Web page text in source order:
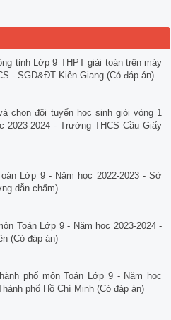
tỉnh Lớp 9 THPT giải toán trên máy
- SGD&ĐT Kiên Giang (Có đáp án)
chọn đội tuyển học sinh giỏi vòng 1
2023-2024 - Trường THCS Cầu Giấy
Lớp 9 - Năm học 2022-2023 - Sở
dẫn chấm)
Toán Lớp 9 - Năm học 2023-2024 -
(Có đáp án)
phố môn Toán Lớp 9 - Năm học
phố Hồ Chí Minh (Có đáp án)